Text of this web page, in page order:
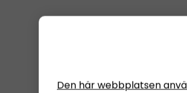
Den här webbplatsen